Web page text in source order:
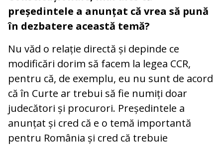
președintele a anunțat că vrea să pună
în dezbatere această temă?
Nu văd o relație directă și depinde ce
modificări dorim să facem la legea CCR,
pentru că, de exemplu, eu nu sunt de acord
că în Curte ar trebui să fie numiți doar
judecători și procurori. Președintele a
anunțat și cred că e o temă importantă
pentru România și cred că trebuie